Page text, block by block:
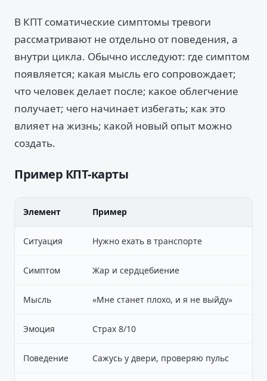
В КПТ соматические симптомы тревоги
рассматривают не отдельно от поведения, а
внутри цикла. Обычно исследуют: где симптом
появляется; какая мысль его сопровождает;
что человек делает после; какое облегчение
получает; чего начинает избегать; как это
влияет на жизнь; какой новый опыт можно
создать.
Пример КПТ-карты
Элемент Пример
Ситуация Нужно ехать в транспорте
Симптом Жар и сердцебиение
Мысль «Мне станет плохо, и я не выйду»
Эмоция Страх 8/10
Поведение Сажусь у двери, проверяю пульс